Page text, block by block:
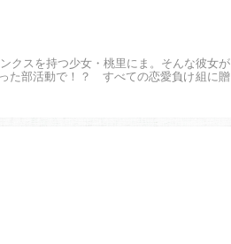
クスを持つ少女・桃里にま。そんな彼女が
た部活動で！？ すべての恋愛負け組に贈